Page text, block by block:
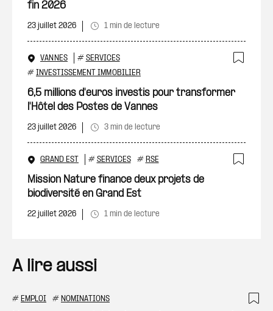
fin 2026
23 juillet 2026 1 min de lecture
VANNES # SERVICES
# INVESTISSEMENT IMMOBILIER
6,5 millions d'euros investis pour transformer
l'Hôtel des Postes de Vannes
23 juillet 2026 3 min de lecture
GRAND EST # SERVICES # RSE
Mission Nature finance deux projets de
biodiversité en Grand Est
22 juillet 2026 1 min de lecture
A lire aussi
# EMPLOI # NOMINATIONS